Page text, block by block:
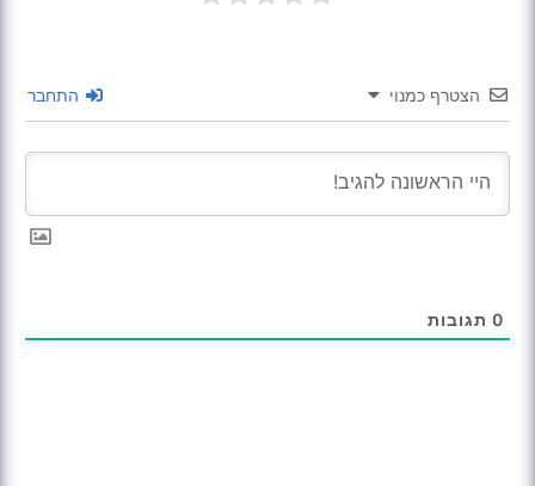
הצטרף כמנוי התחבר
0 תגובות